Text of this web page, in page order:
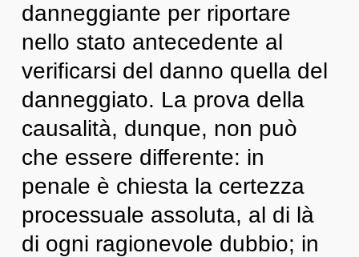
danneggiante per riportare
nello stato antecedente al
verificarsi del danno quella del
danneggiato. La prova della
causalità, dunque, non può
che essere differente: in
penale è chiesta la certezza
processuale assoluta, al di là
di ogni ragionevole dubbio; in